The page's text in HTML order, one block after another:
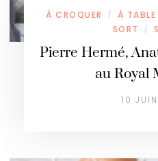
À CROQUER / À TABLE
SORT
/
Pierre Hermé,
au Royal
10